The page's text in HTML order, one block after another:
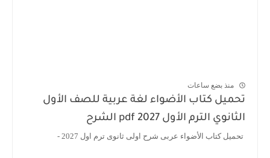
منذ بضع ساعات
تحميل كتاب الأضواء لغة عربية للصف الأول
الثانوي الترم الأول 2027 pdf الشرح
تحميل كتاب الأضواء عربى شرح اولى ثانوى ترم اول 2027 -